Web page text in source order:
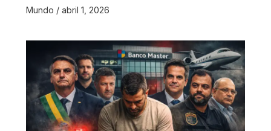
Mundo / abril 1, 2026